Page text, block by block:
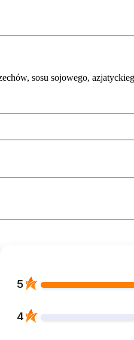
sosu sojowego,
5
4